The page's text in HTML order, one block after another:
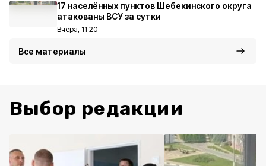
17 населённых пунктов Шебекинского округа
атакованы ВСУ за сутки
Вчера, 11:20
Все материалы
Выбор редакции